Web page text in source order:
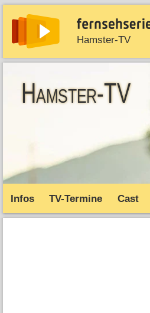
Hamster-TV
News Entdecken
Hamster-TV
Infos TV-Termine Cast